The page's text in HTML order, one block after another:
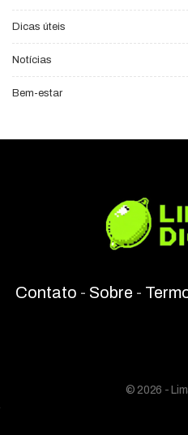
Dicas úteis
Notícias
Bem-estar
Contato - Sobre -
© 2026 -